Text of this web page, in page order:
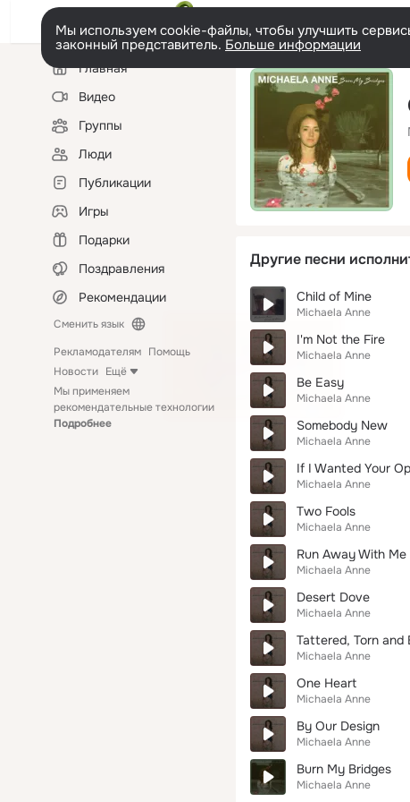
Мы используем cookie-файлы, чтобы улучшить
законный представитель. Больше информации
Левая
колонкаГлавная
Видео
Группы
Люди
Публикации
Игры
Подарки
Поздравления
Рекомендации
Сменить язык
Рекламодателям Помощь
Новости Ещё
Мы применяем
рекомендательные технологии
Подробнее
Другие песни
Child of Mine
Michaela Anne
I'm Not the Fire
Michaela Anne
Be Easy
Michaela Anne
Somebody New
Michaela Anne
If I Wanted Your
Michaela Anne
Two Fools
Michaela Anne
Run Away With Me
Michaela Anne
Desert Dove
Michaela Anne
Tattered, Torn and
Michaela Anne
One Heart
Michaela Anne
By Our Design
Michaela Anne
Burn My Bridges
Michaela Anne